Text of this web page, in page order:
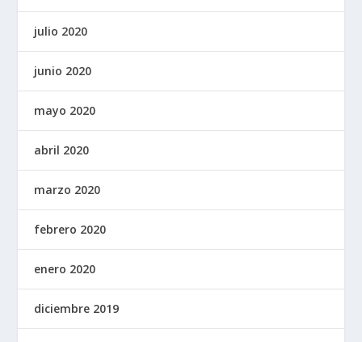
julio 2020
junio 2020
mayo 2020
abril 2020
marzo 2020
febrero 2020
enero 2020
diciembre 2019